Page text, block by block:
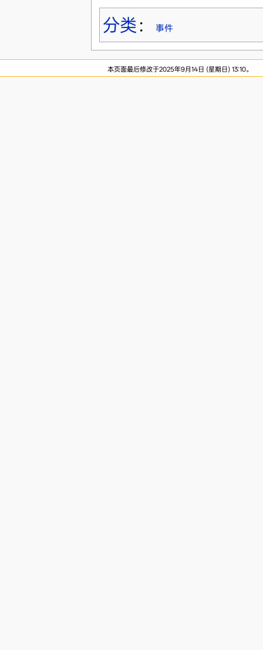
分类 ： 事件
本页面最后修改于2025年9月14日 (星期日) 13:10。